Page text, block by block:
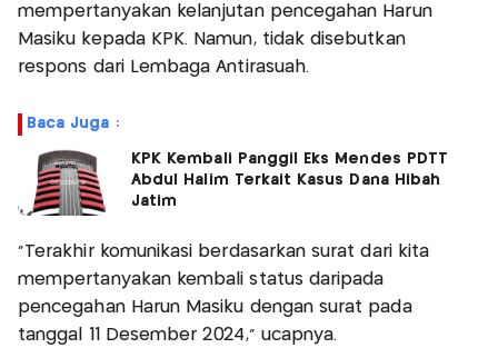
mempertanyakan kelanjutan pencegahan Harun
Masiku kepada KPK. Namun, tidak disebutkan
respons dari Lembaga Antirasuah.
Baca Juga :
KPK Kembali Panggil Eks Mendes PDTT
Abdul Halim Terkait Kasus Dana Hibah
Jatim
"Terakhir komunikasi berdasarkan surat dari kita
mempertanyakan kembali status daripada
pencegahan Harun Masiku dengan surat pada
tanggal 11 Desember 2024," ucapnya.